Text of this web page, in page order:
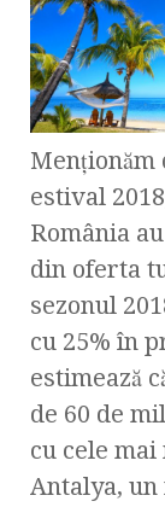
Menționăm
estival
România
din oferta
sezonul
cu 25% în
estimează
de 60 de
cu cele
Antalya, un